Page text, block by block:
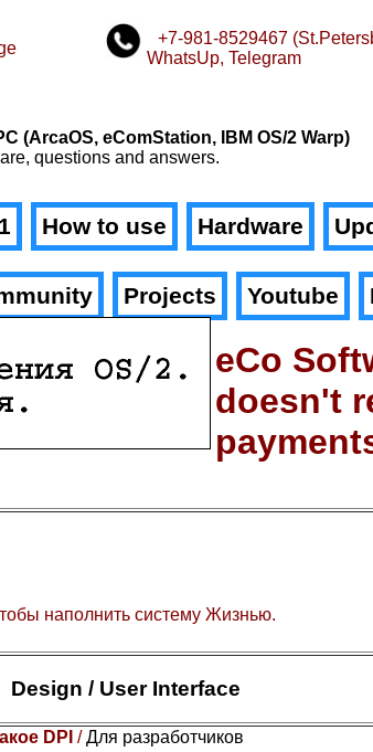
+7-981-8529467
WhatsUp, Telegram
(ArcaOS, eComStation, IBM OS/2 Warp)
questions and answers.
How to use Hardware
Projects Youtube
eCo
doesn't
наполнить систему Жизнью.
Design / User Interface
DPI /Для разработчиков